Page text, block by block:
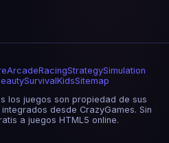
ArcadeRacingStrategySimulation
SurvivalKidsSitemap
los juegos son propiedad de sus
desde CrazyGames. Sin
a juegos HTML5 online.